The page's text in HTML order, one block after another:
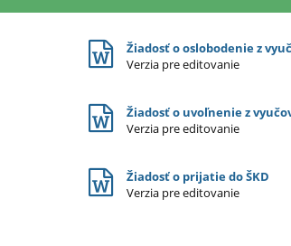
Žiadosť o oslobodenie z
Verzia pre editovanie
Žiadosť o uvoľnenie z
Verzia pre editovanie
Žiadosť o prijatie do ŠKD
Verzia pre editovanie